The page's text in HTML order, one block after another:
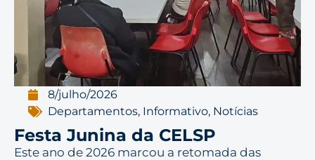
8/julho/2026
Departamentos, Informativo, Notícias
Festa Junina da CELSP
Este ano de 2026 marcou a retomada das